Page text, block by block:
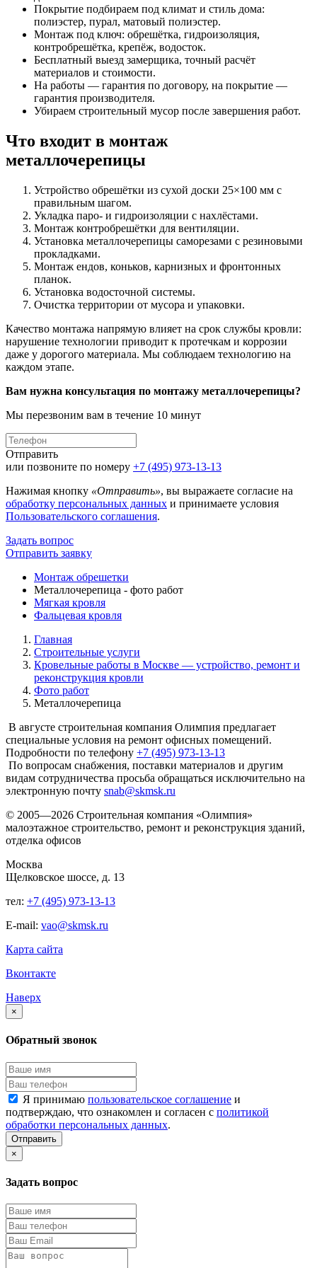
Покрытие подбираем под климат и стиль дома:
полиэстер, пурал, матовый полиэстер.
Монтаж под ключ: обрешётка, гидроизоляция,
контробрешётка, крепёж, водосток.
Бесплатный выезд замерщика, точный расчёт
материалов и стоимости.
На работы — гарантия по договору, на покрытие —
гарантия производителя.
Убираем строительный мусор после завершения работ.
Что входит в монтаж
металлочерепицы
Устройство обрешётки из сухой доски 25×100 мм с
правильным шагом.
Укладка паро- и гидроизоляции с нахлёстами.
Монтаж контробрешётки для вентиляции.
Установка металлочерепицы саморезами с резиновыми
прокладками.
Монтаж ендов, коньков, карнизных и фронтонных
планок.
Установка водосточной системы.
Очистка территории от мусора и упаковки.
Качество монтажа напрямую влияет на срок службы кровли:
нарушение технологии приводит к протечкам и коррозии
даже у дорогого материала. Мы соблюдаем технологию на
каждом этапе.
Вам нужна консультация по монтажу металлочерепицы?
Мы перезвоним вам в течение 10 минут
Отправить
или позвоните по номеру +7 (495) 973-13-13
Нажимая кнопку «Отправить», вы выражаете согласие на
обработку персональных данных и принимаете условия
Пользовательского соглашения.
Задать вопрос
Отправить заявку
Монтаж обрешетки
Металлочерепица - фото работ
Мягкая кровля
Фальцевая кровля
Главная
Строительные услуги
Кровельные работы в Москве — устройство, ремонт и
реконструкция кровли
Фото работ
Металлочерепица
В августе строительная компания Олимпия предлагает
специальные условия на ремонт офисных помещений.
Подробности по телефону +7 (495) 973-13-13
По вопросам снабжения, поставки материалов и другим
видам сотрудничества просьба обращаться исключительно на
электронную почту snab@skmsk.ru
© 2005—2026 Строительная компания «Олимпия»
малоэтажное строительство, ремонт и реконструкция зданий,
отделка офисов
Москва
Щелковское шоссе, д. 13
тел: +7 (495) 973-13-13
E-mail: vao@skmsk.ru
Карта сайта
Вконтакте
Наверх
×
Обратный звонок
Я принимаю пользовательское соглашение и
подтверждаю, что ознакомлен и согласен с политикой
обработки персональных данных.
Отправить
×
Задать вопрос